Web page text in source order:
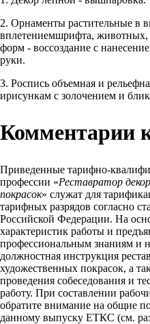
2. Орнаменты растительные в
вплетениемшрифта, животных,
форм - воссоздание с
руки.
3. Роспись объемная и
ирисункам с золочением и
Комментарии
Приведенные тарифно-
профессии «Реставратор
покрасок» служат для
тарифных разрядов согласно
Российской Федерации. На
характеристик работы и
профессиональным знаниям и
должностная инструкция
художественных покрасок, а
проведения собеседования и
работу. При составлении
обратите внимание на общие
данному выпуску ЕТКС (см.